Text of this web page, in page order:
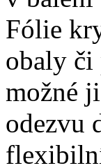
Fólie
obaly či
možné
odezvu